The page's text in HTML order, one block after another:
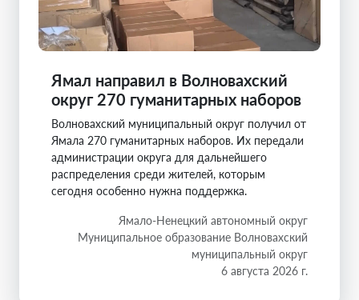
Ямал направил в Волновахский
округ 270 гуманитарных наборов
Волновахский муниципальный округ получил от
Ямала 270 гуманитарных наборов. Их передали
администрации округа для дальнейшего
распределения среди жителей, которым
сегодня особенно нужна поддержка.
Ямало-Ненецкий автономный округ
Муниципальное образование Волновахский
муниципальный округ
6 августа 2026 г.